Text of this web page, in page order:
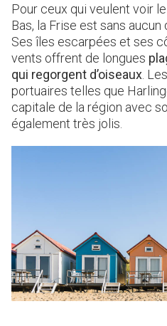
Pour ceux qui veulent voir le
Bas, la Frise est sans aucun
Ses îles escarpées et ses
vents offrent de longues
qui regorgent d’oiseaux .
portuaires telles que
capitale de la région avec
également très jolis.